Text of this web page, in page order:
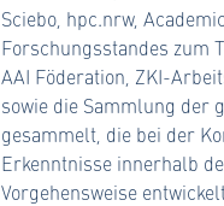
Sciebo, hpc.nrw,
Forschungsstandes zum
AAI Föderation, ZKI-
sowie die Sammlung der
gesammelt, die bei der
Erkenntnisse innerhalb
Vorgehensweise